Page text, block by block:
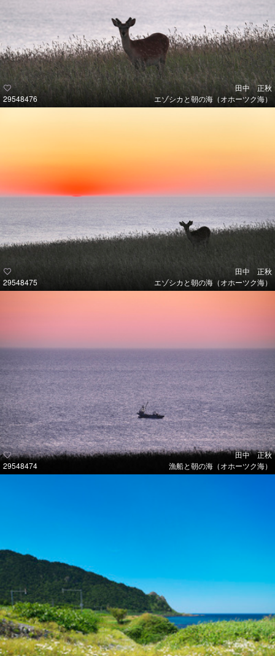
29548476
田中 正秋
エゾシカと朝の海（オホーツク海）
29548475
田中 正秋
エゾシカと朝の海（オホーツク海）
29548474
田中 正秋
漁船と朝の海（オホーツク海）